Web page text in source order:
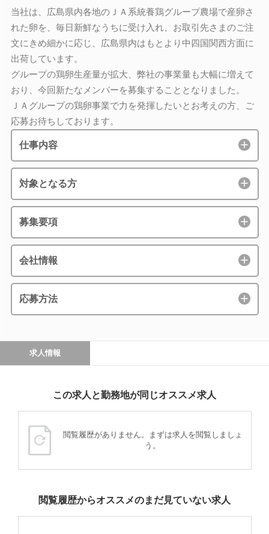
当社は、広島県内各地のＪＡ系統養鶏グループ農場で産卵さ
れた卵を、毎日新鮮なうちに受け入れ、お取引先さまのご注
文にきめ細かに応じ、広島県内はもとより中四国関西方面に
出荷しています。
グループの鶏卵生産量が拡大、弊社の事業量も大幅に増えて
おり、今回新たなメンバーを募集することとなりました。
ＪＡグループの鶏卵事業で力を発揮したいとお考えの方、ご
応募お待ちしております。
仕事内容
対象となる方
募集要項
会社情報
応募方法
求人情報
この求人と勤務地が同じオススメ求人
閲覧履歴がありません。まずは求人を閲覧しましょ
う。
閲覧履歴からオススメのまだ見ていない求人